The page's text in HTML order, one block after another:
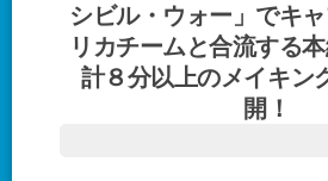
シビル・ウォー」でキ
リカチームと合流する
計８分以上のメイキン
開！